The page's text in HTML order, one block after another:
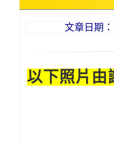
文章日期
以下照片由